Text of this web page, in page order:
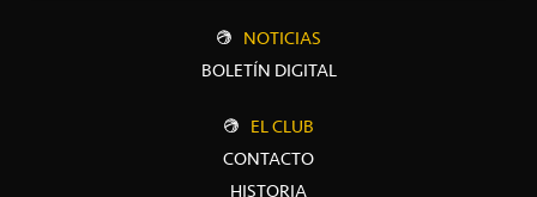
NOTICIAS
BOLETÍN DIGITAL
EL CLUB
CONTACTO
HISTORIA